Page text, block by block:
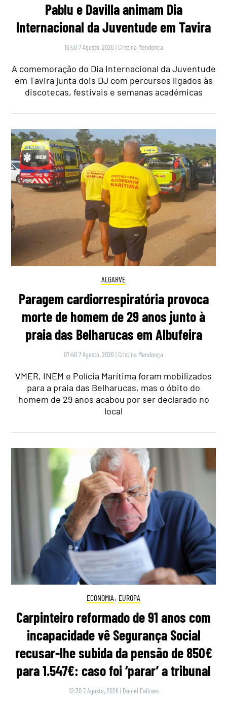
Pablu e Davilla animam Dia
Internacional da Juventude em Tavira
16:50 7 Agosto, 2026 | Cristina Mendonça
A comemoração do Dia Internacional da Juventude
em Tavira junta dois DJ com percursos ligados às
discotecas, festivais e semanas académicas
ALGARVE
Paragem cardiorrespiratória provoca
morte de homem de 29 anos junto à
praia das Belharucas em Albufeira
07:40 7 Agosto, 2026 | Cristina Mendonça
VMER, INEM e Polícia Marítima foram mobilizados
para a praia das Belharucas, mas o óbito do
homem de 29 anos acabou por ser declarado no
local
ECONOMIA , EUROPA
Carpinteiro reformado de 91 anos com
incapacidade vê Segurança Social
recusar-lhe subida da pensão de 850€
para 1.547€: caso foi ‘parar’ a tribunal
12:30 7 Agosto, 2026 | Daniel Fallows